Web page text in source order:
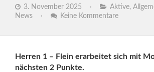
3. November 2025 · Aktive,
News
· Keine Kommentare
Herren 1 – Flein erarbeitet sich mit
nächsten 2 Punkte.